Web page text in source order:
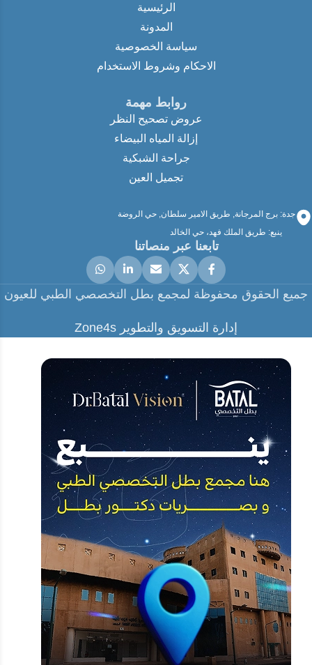
الرئيسية
المدونة
سياسة الخصوصية
الاحكام وشروط الاستخدام
روابط مهمة
عروض تصحيح النظر
إزالة المياه البيضاء
جراحة الشبكية
تجميل العين
جدة: برج المرجانة, طريق الامير سلطان, حي الروضة
ينبع: طريق الملك فهد، حي الخالد
تابعنا عبر منصاتنا
جميع الحقوق محفوظة لمجمع بطل التخصصي الطبي للعيون
إدارة التسويق والتطوير Zone4s